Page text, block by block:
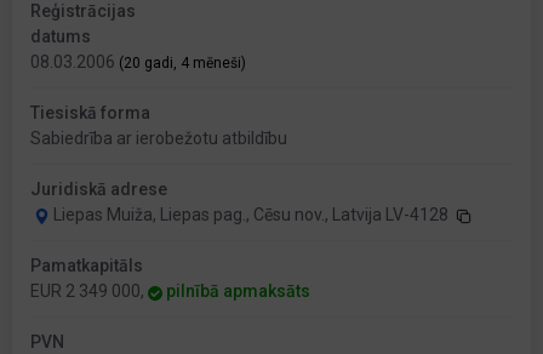
Reģistrācijas
datums
08.03.2006 (20 gadi, 4 mēneši)
Tiesiskā forma
Sabiedrība ar ierobežotu atbildību
Juridiskā adrese
Liepas Muiža, Liepas pag., Cēsu nov., Latvija LV-4128
Pamatkapitāls
EUR 2 349 000,
pilnībā apmaksāts
PVN